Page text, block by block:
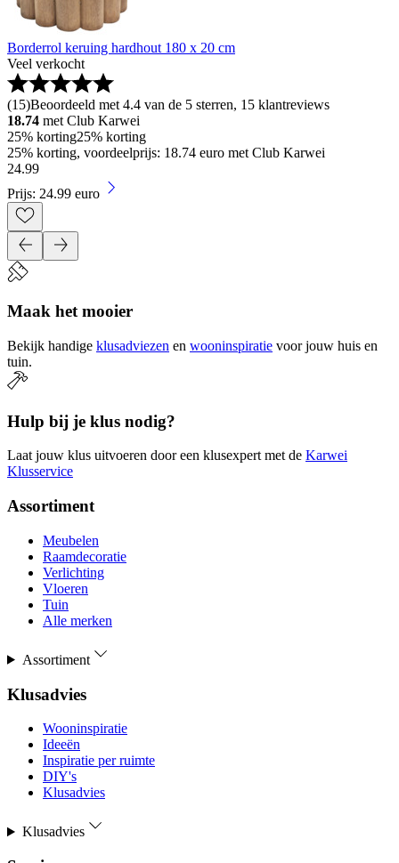
Borderrol keruing hardhout 180 x 20 cm
Veel verkocht
(15)Beoordeeld met 4.4 van de 5 sterren, 15 klantreviews
18.74 met Club Karwei
25% korting25% korting
25% korting, voordeelprijs: 18.74 euro met Club Karwei
24.99
Prijs: 24.99 euro
Maak het mooier
Bekijk handige klusadviezen en wooninspiratie voor jouw huis en
tuin.
Hulp bij je klus nodig?
Laat jouw klus uitvoeren door een klusexpert met de Karwei
Klusservice
Assortiment
Meubelen
Raamdecoratie
Verlichting
Vloeren
Tuin
Alle merken
Assortiment
Klusadvies
Wooninspiratie
Ideeën
Inspiratie per ruimte
DIY's
Klusadvies
Klusadvies